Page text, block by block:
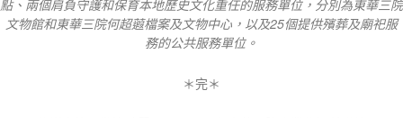
點、兩個肩負守護和保育本地歷史文化重任的服務單位，分別為東華三院
文物館和東華三院何超蕸檔案及文物中心，以及25個提供殯葬及廟祀服
務的公共服務單位。
＊完＊